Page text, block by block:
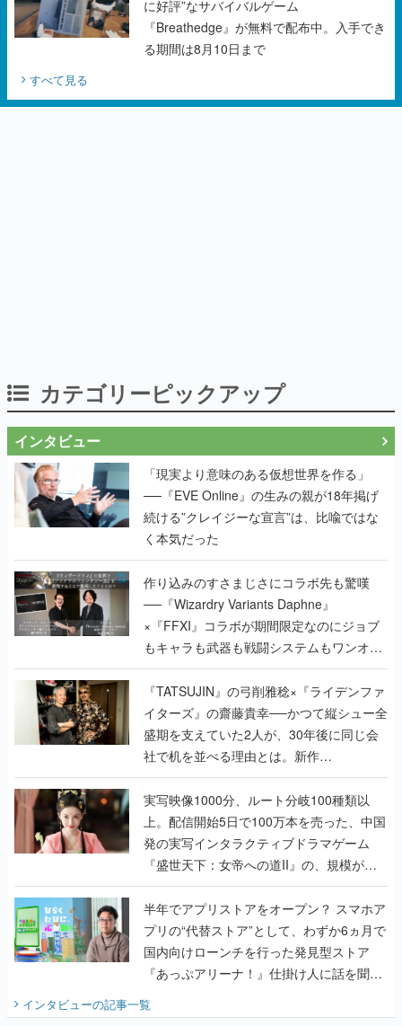
すべて見る
「現実より意味のある仮想世界を作る」
──『EVE Online』の生みの親が18年掲げ
く本気だった
作り込みのすさまじさにコラボ先も驚嘆
──『Wizardry Variants Daphne』
×『FFXI』コラボが期間限定なのにジョブ
もキャラも武器も戦闘システムもワンオフ
で作り込まれた理由を両ディレクターに聞
く
『TATSUJIN』の弓削雅稔×『ライデンファ
イターズ』の齋藤貴幸──かつて縦シュー全
盛期を支えていた2人が、30年後に同じ会
社で机を並べる理由とは。新作
『TATSUJIN EXTREME』で初タッグを組
んだレジェンド2人に訊く開発秘話
実写映像1000分、ルート分岐100種類以
上。配信開始5日で100万本を売った、中国
発の実写インタラクティブドラマゲーム
『盛世天下：女帝への道II』の、規模が違
うこだわりをプロデューサーに聞いた
半年でアプリストアをオープン？ スマホア
プリの“代替ストア”として、わずか6ヵ月で
国内向けローンチを行った発見型ストア
『あっぷアリーナ！』仕掛け人に話を聞い
てみた
インタビューの記事一覧
『アビス』は、ひとつの奇跡だった──膨大